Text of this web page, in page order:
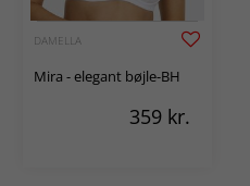
DAMELLA
Mira - elegant bøjle-BH
359 kr.